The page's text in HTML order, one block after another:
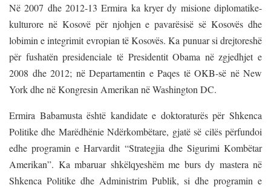
Në 2007 dhe 2012-13 Ermira ka kryer dy misione diplomatike-
kulturore në Kosovë për njohjen e pavarësisë së Kosovës dhe
lobimin e integrimit evropian të Kosovës. Ka punuar si drejtoreshë
për fushatën presidenciale të Presidentit Obama në zgjedhjet e
2008 dhe 2012; në Departamentin e Paqes të OKB-së në New
York dhe në Kongresin Amerikan në Washington DC.
Ermira Babamusta është kandidate e doktoraturës për Shkenca
Politike dhe Marëdhënie Ndërkombëtare, gjatë së cilës përfundoi
edhe programin e Harvardit “Strategjia dhe Sigurimi Kombëtar
Amerikan”. Ka mbaruar shkëlqyeshëm me burs dy mastera në
Shkenca Politike dhe Administrim Publik, si dhe programin e